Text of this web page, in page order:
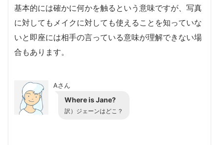
基本的には確かに何かを触るという意味ですが、写真
に対してもメイクに対しても使えることを知っていな
いと即座には相手の言っている意味が理解できない場
合もあります。
Aさん
Where is Jane?
訳）ジェーンはどこ？